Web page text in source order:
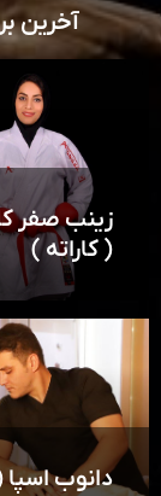
آخرین
زینب صفر
( کاراته )
دانوب اسپا